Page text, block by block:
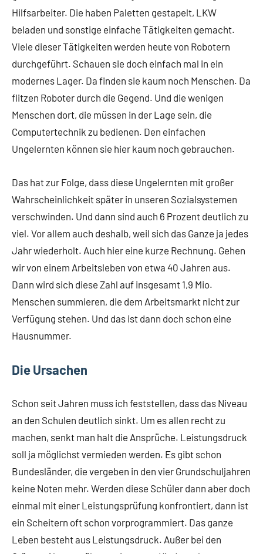
Hilfsarbeiter. Die haben Paletten gestapelt, LKW
beladen und sonstige einfache Tätigkeiten gemacht.
Viele dieser Tätigkeiten werden heute von Robotern
durchgeführt. Schauen sie doch einfach mal in ein
modernes Lager. Da finden sie kaum noch Menschen. Da
flitzen Roboter durch die Gegend. Und die wenigen
Menschen dort, die müssen in der Lage sein, die
Computertechnik zu bedienen. Den einfachen
Ungelernten können sie hier kaum noch gebrauchen.
Das hat zur Folge, dass diese Ungelernten mit großer
Wahrscheinlichkeit später in unseren Sozialsystemen
verschwinden. Und dann sind auch 6 Prozent deutlich zu
viel. Vor allem auch deshalb, weil sich das Ganze ja jedes
Jahr wiederholt. Auch hier eine kurze Rechnung. Gehen
wir von einem Arbeitsleben von etwa 40 Jahren aus.
Dann wird sich diese Zahl auf insgesamt 1,9 Mio.
Menschen summieren, die dem Arbeitsmarkt nicht zur
Verfügung stehen. Und das ist dann doch schon eine
Hausnummer.
Die Ursachen
Schon seit Jahren muss ich feststellen, dass das Niveau
an den Schulen deutlich sinkt. Um es allen recht zu
machen, senkt man halt die Ansprüche. Leistungsdruck
soll ja möglichst vermieden werden. Es gibt schon
Bundesländer, die vergeben in den vier Grundschuljahren
keine Noten mehr. Werden diese Schüler dann aber doch
einmal mit einer Leistungsprüfung konfrontiert, dann ist
ein Scheitern oft schon vorprogrammiert. Das ganze
Leben besteht aus Leistungsdruck. Außer bei den